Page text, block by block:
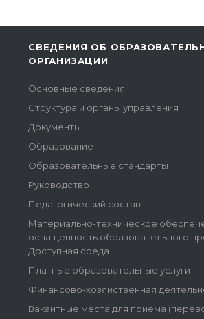
СВЕДЕНИЯ ОБ
ОРГАНИЗАЦИИ
Основные сведения
Структура и органы управления
Документы
Образование
Образовательные стандарты
Руководство
Педагогический состав
Материально-техническое
оснащенность образовательного
Доступная среда
Платные образовательные услуги
Финансово-хозяйственная
Вакантные места для приема